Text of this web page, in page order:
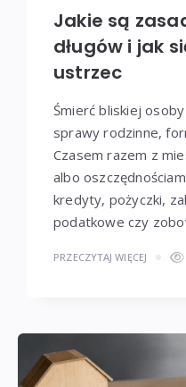
Jakie są
długów i jak
ustrzec
Śmierć bliskiej
sprawy rodzinne,
Czasem razem z
albo
kredyty, pożyczki,
podatkowe czy
PRZECZYTAJ WIĘCEJ